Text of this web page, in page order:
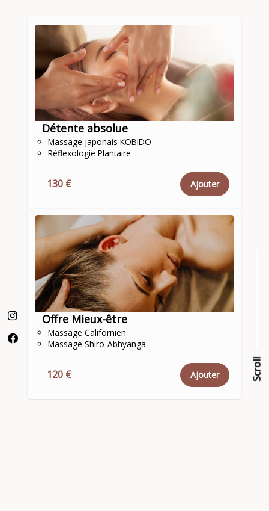
Scroll
Détente absolue
Massage japonais KOBIDO
Réflexologie Plantaire
130 € Ajouter
Offre Mieux-être
Massage Californien
Massage Shiro-Abhyanga
120 € Ajouter Scroll